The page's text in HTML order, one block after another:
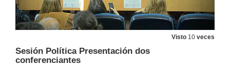
Visto 10 veces
Sesión Política Presentación dos
conferenciantes
Intervención de Manuel Correia da Silva
27 de mar. de 2019